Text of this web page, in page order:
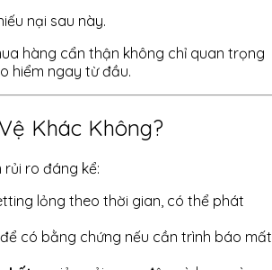
nại sau này.
hàng cẩn thận không chỉ quan trọng
hiểm ngay từ đầu.
Khác Không?
ro đáng kể:
lỏng theo thời gian, có thể phát
có bằng chứng nếu cần trình báo mất